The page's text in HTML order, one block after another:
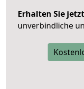
Erhalten Sie jetzt
unverbindliche